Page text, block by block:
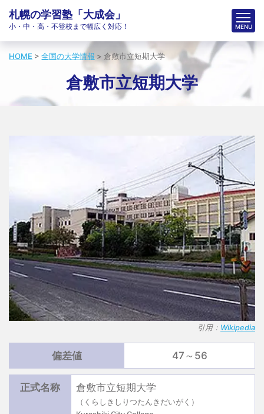
札幌の学習塾「大成会」
小・中・高・不登校まで幅広く対応！
HOME > 全国の大学情報 > 倉敷市立短期大学
倉敷市立短期大学
引用： Wikipedia
偏差値 47～56
正式名称 倉敷市立短期大学
（くらしきしりつたんきだいがく）